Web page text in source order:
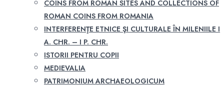
COINS FROM ROMAN SITES AND COLLECTIONS OF
ROMAN COINS FROM ROMANIA
INTERFERENŢE ETNICE ŞI CULTURALE ÎN MILENIILE I
A. CHR. – I P. CHR.
ISTORII PENTRU COPII
MEDIEVALIA
PATRIMONIUM ARCHAEOLOGICUM